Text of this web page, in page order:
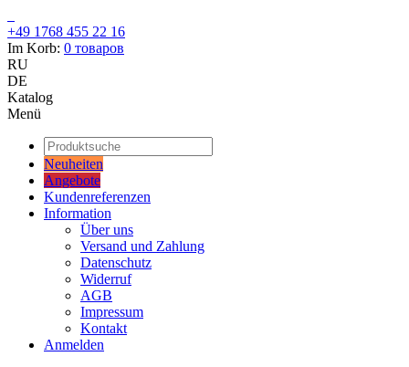
+49 1768 455 22 16
Im Korb: 0 товаров
RU
DE
Katalog
Menü
Neuheiten
Angebote
Kundenreferenzen
Information
Über uns
Versand und Zahlung
Datenschutz
Widerruf
AGB
Impressum
Kontakt
Anmelden